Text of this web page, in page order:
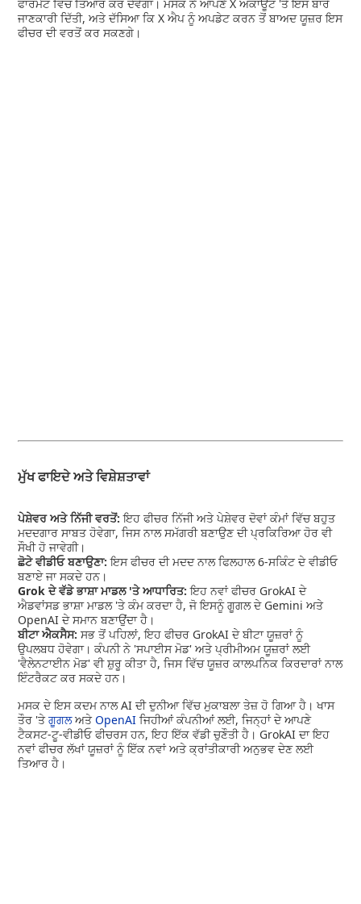
ਫਾਰਮੈਟ ਵਿੱਚ ਤਿਆਰ ਕਰ ਦੇਵੇਗਾ। ਮਸਕ ਨੇ ਆਪਣੇ X ਅਕਾਊਂਟ 'ਤੇ ਇਸ ਬਾਰੇ
ਜਾਣਕਾਰੀ ਦਿੱਤੀ, ਅਤੇ ਦੱਸਿਆ ਕਿ X ਐਪ ਨੂੰ ਅਪਡੇਟ ਕਰਨ ਤੋਂ ਬਾਅਦ ਯੂਜ਼ਰ ਇਸ
ਫੀਚਰ ਦੀ ਵਰਤੋਂ ਕਰ ਸਕਣਗੇ।
ਮੁੱਖ ਫਾਇਦੇ ਅਤੇ ਵਿਸ਼ੇਸ਼ਤਾਵਾਂ
ਪੇਸ਼ੇਵਰ ਅਤੇ ਨਿੱਜੀ ਵਰਤੋਂ: ਇਹ ਫੀਚਰ ਨਿੱਜੀ ਅਤੇ ਪੇਸ਼ੇਵਰ ਦੋਵਾਂ ਕੰਮਾਂ ਵਿੱਚ ਬਹੁਤ
ਮਦਦਗਾਰ ਸਾਬਤ ਹੋਵੇਗਾ, ਜਿਸ ਨਾਲ ਸਮੱਗਰੀ ਬਣਾਉਣ ਦੀ ਪ੍ਰਕਿਰਿਆ ਹੋਰ ਵੀ
ਸੌਖੀ ਹੋ ਜਾਵੇਗੀ।
ਛੋਟੇ ਵੀਡੀਓ ਬਣਾਉਣਾ: ਇਸ ਫੀਚਰ ਦੀ ਮਦਦ ਨਾਲ ਫਿਲਹਾਲ 6-ਸਕਿੰਟ ਦੇ ਵੀਡੀਓ
ਬਣਾਏ ਜਾ ਸਕਦੇ ਹਨ।
Grok ਦੇ ਵੱਡੇ ਭਾਸ਼ਾ ਮਾਡਲ 'ਤੇ ਆਧਾਰਿਤ: ਇਹ ਨਵਾਂ ਫੀਚਰ GrokAI ਦੇ
ਐਡਵਾਂਸਡ ਭਾਸ਼ਾ ਮਾਡਲ 'ਤੇ ਕੰਮ ਕਰਦਾ ਹੈ, ਜੋ ਇਸਨੂੰ ਗੂਗਲ ਦੇ Gemini ਅਤੇ
OpenAI ਦੇ ਸਮਾਨ ਬਣਾਉਂਦਾ ਹੈ।
ਬੀਟਾ ਐਕਸੈਸ: ਸਭ ਤੋਂ ਪਹਿਲਾਂ, ਇਹ ਫੀਚਰ GrokAI ਦੇ ਬੀਟਾ ਯੂਜ਼ਰਾਂ ਨੂੰ
ਉਪਲਬਧ ਹੋਵੇਗਾ। ਕੰਪਨੀ ਨੇ 'ਸਪਾਈਸ ਮੋਡ' ਅਤੇ ਪ੍ਰੀਮੀਅਮ ਯੂਜ਼ਰਾਂ ਲਈ
'ਵੈਲੇਨਟਾਈਨ ਮੋਡ' ਵੀ ਸ਼ੁਰੂ ਕੀਤਾ ਹੈ, ਜਿਸ ਵਿੱਚ ਯੂਜ਼ਰ ਕਾਲਪਨਿਕ ਕਿਰਦਾਰਾਂ ਨਾਲ
ਇੰਟਰੈਕਟ ਕਰ ਸਕਦੇ ਹਨ।
ਮਸਕ ਦੇ ਇਸ ਕਦਮ ਨਾਲ AI ਦੀ ਦੁਨੀਆ ਵਿੱਚ ਮੁਕਾਬਲਾ ਤੇਜ਼ ਹੋ ਗਿਆ ਹੈ। ਖਾਸ
ਤੌਰ 'ਤੇਗੂਗਲਅਤੇOpenAI ਜਿਹੀਆਂ ਕੰਪਨੀਆਂ ਲਈ, ਜਿਨ੍ਹਾਂ ਦੇ ਆਪਣੇ
ਟੈਕਸਟ-ਟੂ-ਵੀਡੀਓ ਫੀਚਰਸ ਹਨ, ਇਹ ਇੱਕ ਵੱਡੀ ਚੁਣੌਤੀ ਹੈ। GrokAI ਦਾ ਇਹ
ਨਵਾਂ ਫੀਚਰ ਲੱਖਾਂ ਯੂਜ਼ਰਾਂ ਨੂੰ ਇੱਕ ਨਵਾਂ ਅਤੇ ਕ੍ਰਾਂਤੀਕਾਰੀ ਅਨੁਭਵ ਦੇਣ ਲਈ
ਤਿਆਰ ਹੈ।